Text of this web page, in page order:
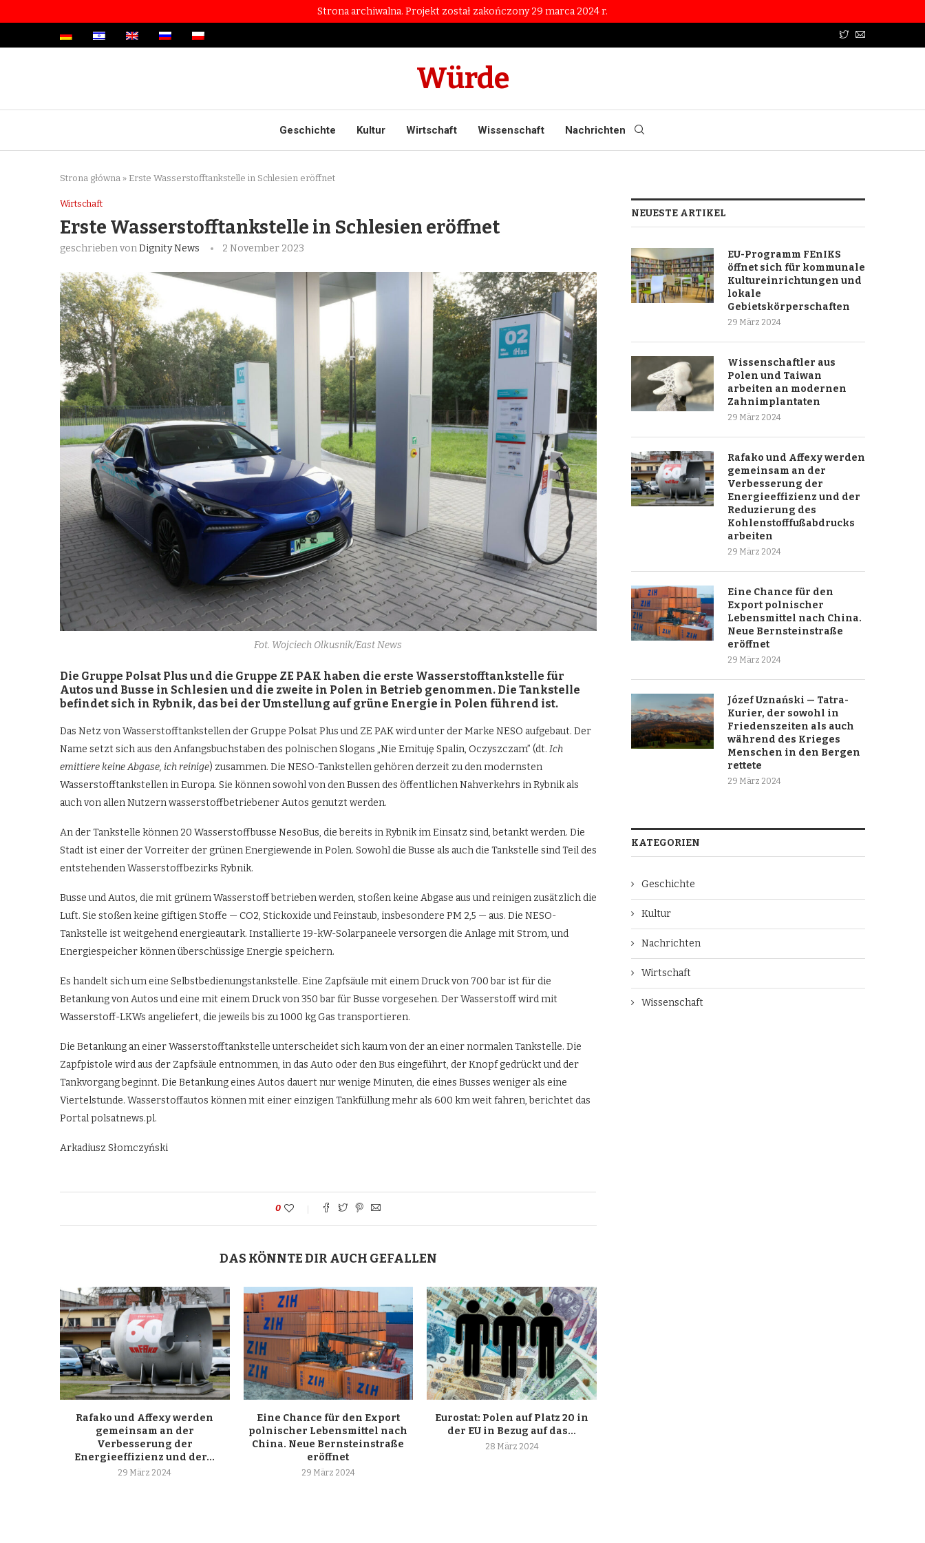
Strona archiwalna. Projekt został zakończony 29 marca 2024 r.
Würde
Geschichte Kultur Wirtschaft Wissenschaft Nachrichten
Strona główna » Erste Wasserstofftankstelle in Schlesien eröffnet
Wirtschaft
Erste Wasserstofftankstelle in Schlesien eröffnet
geschrieben vonDignity News 2 November 2023
Fot. Wojciech Olkusnik/East News
Die Gruppe Polsat Plus und die Gruppe ZE PAK haben die erste Wasserstofftankstelle für
Autos und Busse in Schlesien und die zweite in Polen in Betrieb genommen. Die Tankstelle
befindet sich in Rybnik, das bei der Umstellung auf grüne Energie in Polen führend ist.
Das Netz von Wasserstofftankstellen der Gruppe Polsat Plus und ZE PAK wird unter der Marke NESO aufgebaut. Der
Name setzt sich aus den Anfangsbuchstaben des polnischen Slogans „Nie Emituję Spalin, Oczyszczam” (dt. Ich
emittiere keine Abgase, ich reinige) zusammen. Die NESO-Tankstellen gehören derzeit zu den modernsten
Wasserstofftankstellen in Europa. Sie können sowohl von den Bussen des öffentlichen Nahverkehrs in Rybnik als
auch von allen Nutzern wasserstoffbetriebener Autos genutzt werden.
An der Tankstelle können 20 Wasserstoffbusse NesoBus, die bereits in Rybnik im Einsatz sind, betankt werden. Die
Stadt ist einer der Vorreiter der grünen Energiewende in Polen. Sowohl die Busse als auch die Tankstelle sind Teil des
entstehenden Wasserstoffbezirks Rybnik.
Busse und Autos, die mit grünem Wasserstoff betrieben werden, stoßen keine Abgase aus und reinigen zusätzlich die
Luft. Sie stoßen keine giftigen Stoffe — CO2, Stickoxide und Feinstaub, insbesondere PM 2,5 — aus. Die NESO-
Tankstelle ist weitgehend energieautark. Installierte 19-kW-Solarpaneele versorgen die Anlage mit Strom, und
Energiespeicher können überschüssige Energie speichern.
Es handelt sich um eine Selbstbedienungstankstelle. Eine Zapfsäule mit einem Druck von 700 bar ist für die
Betankung von Autos und eine mit einem Druck von 350 bar für Busse vorgesehen. Der Wasserstoff wird mit
Wasserstoff-LKWs angeliefert, die jeweils bis zu 1000 kg Gas transportieren.
Die Betankung an einer Wasserstofftankstelle unterscheidet sich kaum von der an einer normalen Tankstelle. Die
Zapfpistole wird aus der Zapfsäule entnommen, in das Auto oder den Bus eingeführt, der Knopf gedrückt und der
Tankvorgang beginnt. Die Betankung eines Autos dauert nur wenige Minuten, die eines Busses weniger als eine
Viertelstunde. Wasserstoffautos können mit einer einzigen Tankfüllung mehr als 600 km weit fahren, berichtet das
Portal polsatnews.pl.
Arkadiusz Słomczyński
0
DAS KÖNNTE DIR AUCH GEFALLEN
Rafako und Affexy werden
gemeinsam an der
Verbesserung der
Energieeffizienz und der...
29 März 2024
Eine Chance für den Export
polnischer Lebensmittel nach
China. Neue Bernsteinstraße
eröffnet
29 März 2024
Eurostat: Polen auf Platz 20 in
der EU in Bezug auf das...
28 März 2024
NEUESTE ARTIKEL
EU-Programm FEnIKS
öffnet sich für kommunale
Kultureinrichtungen und
lokale
Gebietskörperschaften
29 März 2024
Wissenschaftler aus
Polen und Taiwan
arbeiten an modernen
Zahnimplantaten
29 März 2024
Rafako und Affexy werden
gemeinsam an der
Verbesserung der
Energieeffizienz und der
Reduzierung des
Kohlenstofffußabdrucks
arbeiten
29 März 2024
Eine Chance für den
Export polnischer
Lebensmittel nach China.
Neue Bernsteinstraße
eröffnet
29 März 2024
Józef Uznański — Tatra-
Kurier, der sowohl in
Friedenszeiten als auch
während des Krieges
Menschen in den Bergen
rettete
29 März 2024
KATEGORIEN
Geschichte
Kultur
Nachrichten
Wirtschaft
Wissenschaft